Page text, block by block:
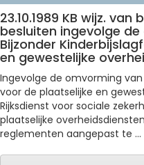
23.10.1989 KB wijz.
besluiten ingevolge
Bijzonder
en gewestelijke
Ingevolge de omvorming
voor de plaatselijke en
Rijksdienst voor sociale
plaatselijke
reglementen aangepast te ...